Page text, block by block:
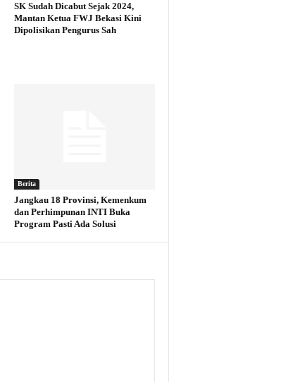
SK Sudah Dicabut Sejak 2024,
Mantan Ketua FWJ Bekasi Kini
Dipolisikan Pengurus Sah
Berita
Jangkau 18 Provinsi, Kemenkum
dan Perhimpunan INTI Buka
Program Pasti Ada Solusi